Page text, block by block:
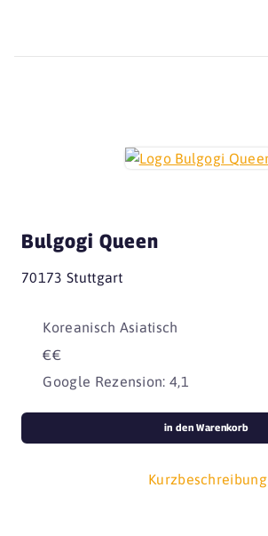
Bulgogi Queen
70173 Stuttgart
Koreanisch Asiatisch
€€
Google Rezension: 4,1
Kurzbeschreibung
in den Warenkorb